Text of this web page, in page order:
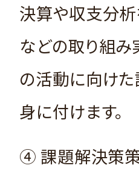
決算や収支分析
などの取り組み
の活動に向けた
身に付けます。
④ 課題解決策